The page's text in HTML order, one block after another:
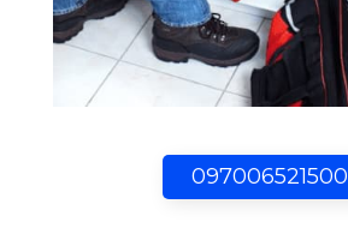
097006521500